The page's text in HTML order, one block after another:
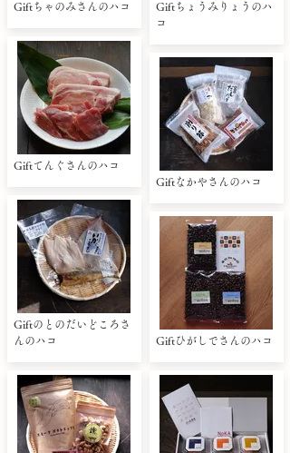
Giftちゃのみさんのハコ
Giftてんぐさんのハコ
Giftのとのだいどころさ
んのハコ
Giftちょうみりょうのハ
コ
Giftなかやさんのハコ
Giftひがしでさんのハコ